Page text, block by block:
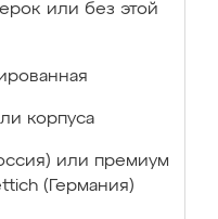
или без этой
корпуса
или премиум
(Германия)